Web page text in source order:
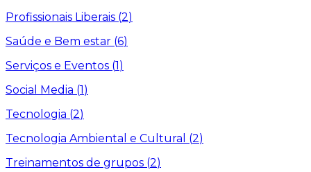
Profissionais Liberais (2)
Saúde e Bem estar (6)
Serviços e Eventos (1)
Social Media (1)
Tecnologia (2)
Tecnologia Ambiental e Cultural (2)
Treinamentos de grupos (2)